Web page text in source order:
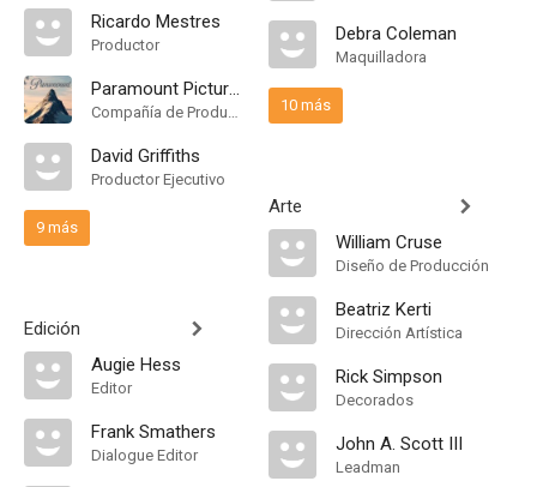
Ricardo Mestres
Productor
Paramount Pictures
Compañía de Produccion
David Griffiths
Productor Ejecutivo
9 más
Edición
Augie Hess
Editor
Frank Smathers
Dialogue Editor
Debra Coleman
Maquilladora
10 más
Arte
William Cruse
Diseño de Producción
Beatriz Kerti
Dirección Artística
Rick Simpson
Decorados
John A. Scott III
Leadman